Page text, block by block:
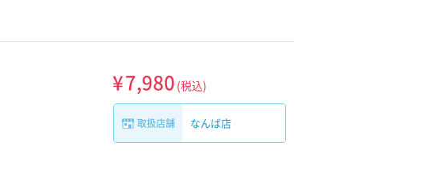
¥7,980 (税込)
取扱店舗 なんば店